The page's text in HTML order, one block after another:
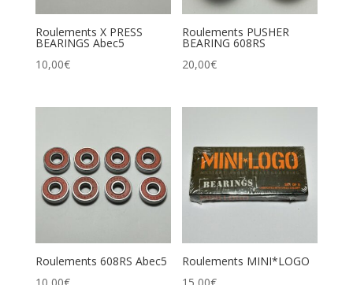
Roulements X PRESS
BEARINGS Abec5
10,00€
Roulements PUSHER
BEARING 608RS
20,00€
Roulements 608RS Abec5
10,00€
Roulements MINI*LOGO
15,00€